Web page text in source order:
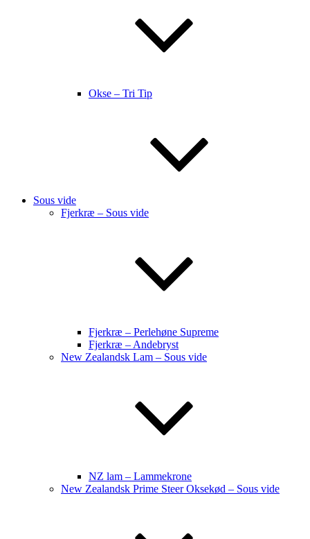
Okse – Tri Tip
Sous vide
Fjerkræ – Sous vide
Fjerkræ – Perlehøne Supreme
Fjerkræ – Andebryst
New Zealandsk Lam – Sous vide
NZ lam – Lammekrone
New Zealandsk Prime Steer Oksekød – Sous vide